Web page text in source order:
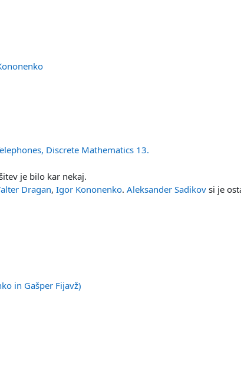
Discrete Mathematics 13.
je bilo kar nekaj.
Dragan, Igor Kononenko. Aleksander Sadikovsi je
in Gašper Fijavž)